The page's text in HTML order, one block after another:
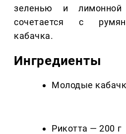
зеленью и
сочетается с
кабачка.
Ингредиенты
Молодые
Рикотта — 200 г